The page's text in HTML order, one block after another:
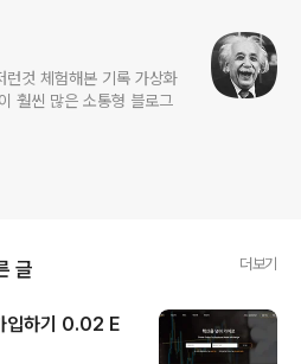
런것 체험해본 기록 가상화
훨씬 많은 소통형 블로그
글 더보기
입하기 0.02 E